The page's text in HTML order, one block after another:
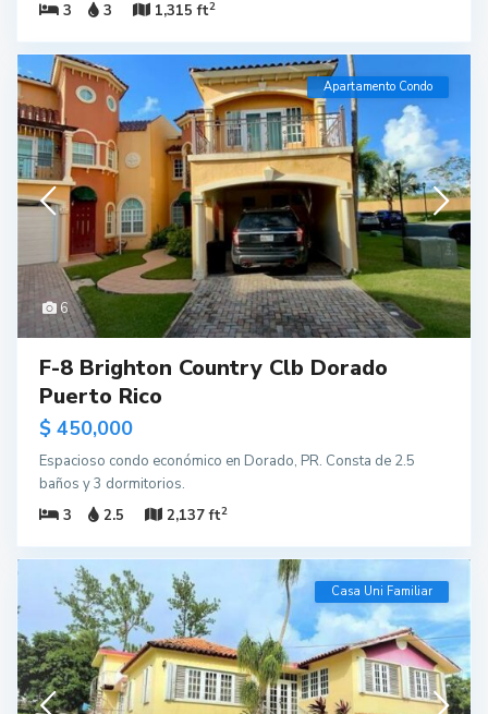
3 3 1,315 ft2
6
Apartamento Condo
F-8 Brighton Country Clb Dorado
Puerto Rico
$ 450,000
Espacioso condo económico en Dorado, PR. Consta de 2.5
baños y 3 dormitorios.
3
2.5 2,137 ft2
Casa Uni Familiar